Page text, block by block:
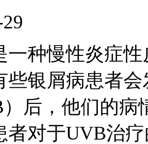
一种慢性炎症
些银屑病患者
后，他们的病
者对于UVB治